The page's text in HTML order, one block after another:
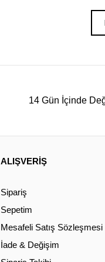
14 Gün İçinde
ALIŞVERİŞ
Sipariş
Sepetim
Mesafeli Satış Sözleşmesi
İade & Değişim